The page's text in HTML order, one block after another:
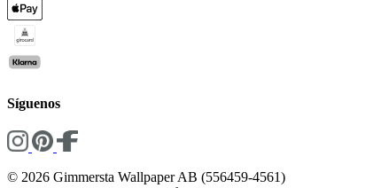
Síguenos
© 2026 Gimmersta Wallpaper AB (556459-4561)